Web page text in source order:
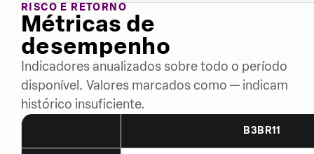
RISCO E RETORNO
Métricas de
desempenho
Indicadores anualizados sobre todo o período
disponível. Valores marcados como — indicam
histórico insuficiente.
B3BR11